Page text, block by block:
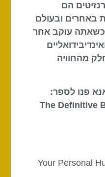
הם
באחרים ובעולם
כשאתה עוקב אחר
מהחוויה
פנו לספר:
The Definitive
Your Personal